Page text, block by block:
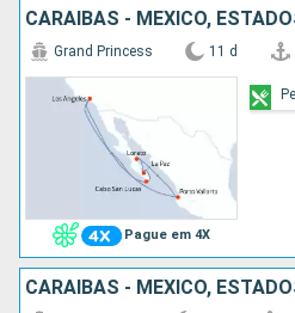
CARAIBAS - MEXICO,
Pague em 4X
Grand Princess 11 d
CARAIBAS - MEXICO,